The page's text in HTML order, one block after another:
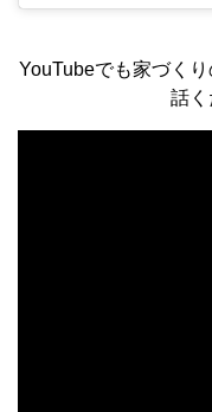
YouTubeでも家づく
話く